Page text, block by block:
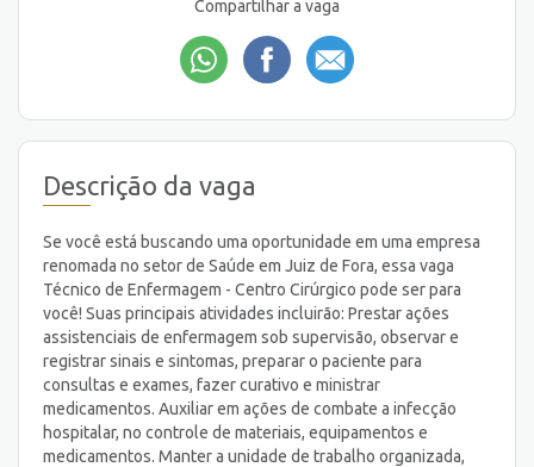
Compartilhar a vaga
Descrição da vaga
Se você está buscando uma oportunidade em uma empresa
renomada no setor de Saúde em Juiz de Fora, essa vaga
Técnico de Enfermagem - Centro Cirúrgico pode ser para
você! Suas principais atividades incluirão: Prestar ações
assistenciais de enfermagem sob supervisão, observar e
registrar sinais e sintomas, preparar o paciente para
consultas e exames, fazer curativo e ministrar
medicamentos. Auxiliar em ações de combate a infecção
hospitalar, no controle de materiais, equipamentos e
medicamentos. Manter a unidade de trabalho organizada,